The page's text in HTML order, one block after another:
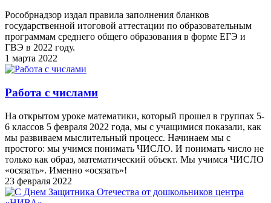
Рособрнадзор издал правила заполнения бланков
государственной итоговой аттестации по образовательным
программам среднего общего образования в форме ЕГЭ и
ГВЭ в 2022 году.
1 марта 2022
Работа с числами
На открытом уроке математики, который прошел в группах 5-
6 классов 5 февраля 2022 года, мы с учащимися показали, как
мы развиваем мыслительный процесс. Начинаем мы с
простого: мы учимся понимать ЧИСЛО. И понимать число не
только как образ, математический объект. Мы учимся ЧИСЛО
«осязать». Именно «осязать»!
23 февраля 2022